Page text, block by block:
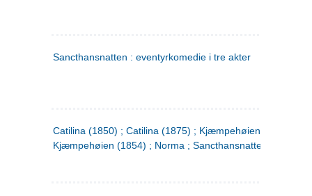
Sancthansnatten : eventyrkomedie i tre akter
Catilina (1850) ; Catilina (1875) ; Kjæmpehøien (1850) ;
Kjæmpehøien (1854) ; Norma ; Sancthansnatten